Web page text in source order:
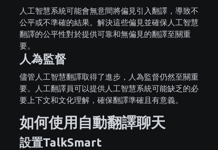
人工智慧系統可能會無意間將偏見引入翻譯，導致不
公平或不準確的結果。解決這些偏見並確保人工智慧
翻譯的公平性對於提供可靠和無偏見的翻譯至關重
要。
人為監督
儘管人工智慧翻譯取得了進步，人為監督仍然至關重
要。人工翻譯員可以提供人工智慧系統可能缺乏的必
要上下文和文化理解，確保翻譯準確且有意義。
如何使用自動翻譯聊天
設置TalkSmart